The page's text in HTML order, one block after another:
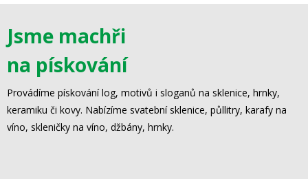
Jsme machři
na pískování
Provádíme pískování log, motivů i sloganů na sklenice, hrnky,
keramiku či kovy. Nabízíme svatební sklenice, půllitry, karafy na
víno, skleničky na víno, džbány, hrnky.